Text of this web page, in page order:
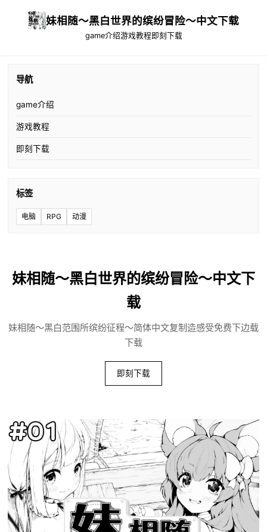
妹相随～黑白世界的缤纷冒险～中文下载
game介绍游戏教程 即刻下载
导航
game介绍
游戏教程
即刻下载
标签
电脑 RPG 动漫
妹相随～黑白世界的缤纷冒险～中文下
载
妹相随～黑白范围所缤纷征程～简体中文复制造感受免费下边载
下载
即刻下载